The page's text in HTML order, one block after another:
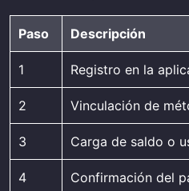
Paso Descripción
1 Registro en la
2 Vinculación de
3 Carga de saldo o
4 Confirmación del